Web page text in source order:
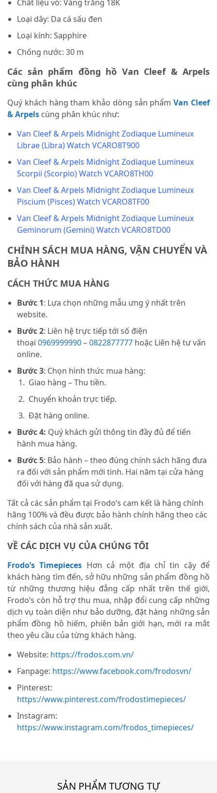
Chất liệu vỏ: Vàng trắng 18K
Loại dây: Da cá sấu đen
Loại kính: Sapphire
Chống nước: 30 m
Các sản phẩm đồng hồ Van Cleef & Arpels
cùng phân khúc
Quý khách hàng tham khảo dòng sản phẩmVan Cleef
& Arpels cùng phân khúc như:
Van Cleef & Arpels Midnight Zodiaque Lumineux
Librae (Libra) Watch VCARO8T900
Van Cleef & Arpels Midnight Zodiaque Lumineux
Scorpii (Scorpio) Watch VCARO8TH00
Van Cleef & Arpels Midnight Zodiaque Lumineux
Piscium (Pisces) Watch VCARO8TF00
Van Cleef & Arpels Midnight Zodiaque Lumineux
Geminorum (Gemini) Watch VCARO8TD00
CHÍNH SÁCH MUA HÀNG, VẬN CHUYỂN VÀ
BẢO HÀNH
CÁCH THỨC MUA HÀNG
Bước 1: Lựa chọn những mẫu ưng ý nhất trên
website.
Bước 2: Liên hệ trực tiếp tới số điện
thoại 0969999990–0822877777 hoặc Liên hệ tư vấn
online.
Bước 3: Chọn hình thức mua hàng:
Giao hàng – Thu tiền.
Chuyển khoản trực tiếp.
Đặt hàng online.
Bước 4: Quý khách gửi thông tin đầy đủ để tiến
hành mua hàng.
Bước 5: Bảo hành – theo đúng chính sách hãng đưa
ra đối với sản phẩm mới tinh. Hai năm tại cửa hàng
đối với hàng đã qua sử dụng.
Tất cả các sản phẩm tại Frodo’s cam kết là hàng chính
hãng 100% và đều được bảo hành chính hãng theo các
chính sách của nhà sản xuất.
VỀ CÁC DỊCH VỤ CỦA CHÚNG TÔI
Frodo’s Timepieces Hơn cả một địa chỉ tin cậy để
khách hàng tìm đến, sở hữu những sản phẩm đồng hồ
từ những thương hiệu đẳng cấp nhất trên thế giới,
Frodo’s còn hỗ trợ thu mua, nhập đổi cung cấp những
dịch vụ toàn diện như bảo dưỡng, đặt hàng những sản
phẩm đồng hồ hiếm, phiên bản giới hạn, mới ra mắt
theo yêu cầu của từng khách hàng.
Website: https://frodos.com.vn/
Fanpage: https://www.facebook.com/frodosvn/
Pinterest:
https://www.pinterest.com/frodostimepieces/
Instagram:
https://www.instagram.com/frodos_timepieces/
SẢN PHẨM TƯƠNG TỰ